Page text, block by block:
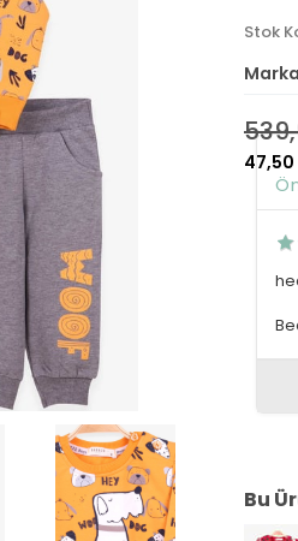
Marka
47,50
Bu